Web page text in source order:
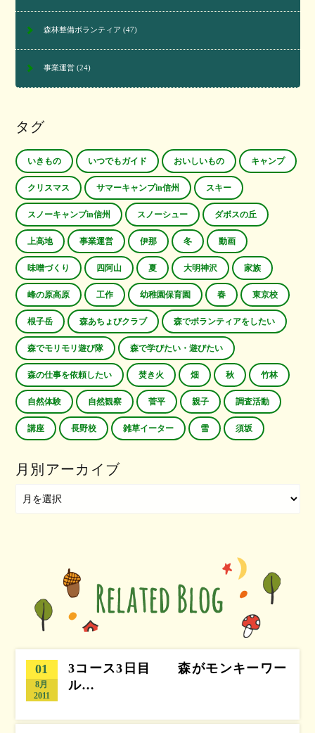
森林整備ボランティア (47)
事業運営(24)
タグ
いきもの いつでもガイド おいしいもの キャンプ
クリスマス サマーキャンプin信州 スキー
スノーキャンプin信州 スノーシュー ダボスの丘
上高地 事業運営 伊那 冬 動画
味噌づくり 四阿山 夏 大明神沢 家族
峰の原高原 工作 幼稚園保育園 春 東京校
根子岳 森あちょびクラブ 森でボランティアをしたい
森でモリモリ遊び隊 森で学びたい・遊びたい
森の仕事を依頼したい 焚き火 畑 秋 竹林
自然体験 自然観察 菅平 親子 調査活動
講座 長野校 雑草イーター 雪 須坂
月別アーカイブ
01
8月
2011
3コース3日目 森がモンキーワー
ル…